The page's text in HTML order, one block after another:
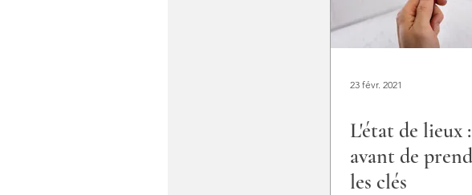
23 févr. 2021
L'état de lieux
avant de
les clés